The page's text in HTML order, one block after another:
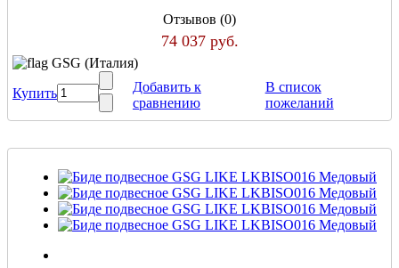
Отзывов (0)
74 037 руб.
GSG (Италия)
Купить
Добавить к
сравнению
В список
пожеланий